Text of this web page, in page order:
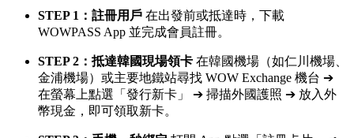
STEP 1：註冊用戶 在出發前或抵達時，下載
WOWPASS App 並完成會員註冊。
STEP 2：抵達韓國現場領卡 在韓國機場（如仁川機場、
金浦機場）或主要地鐵站尋找 WOW Exchange 機台 ➔
在螢幕上點選「發行新卡」 ➔ 掃描外國護照 ➔ 放入外
幣現金，即可領取新卡。